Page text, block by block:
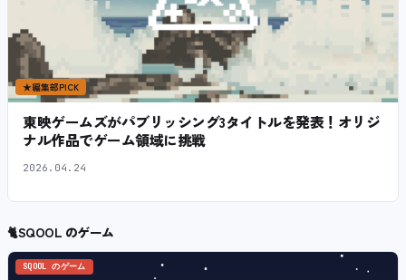
★編集部PICK
東映ゲームズがパブリッシング3タイトルを発表！オリジ
ナル作品でゲーム領域に挑戦
2026.04.24
🐈SQOOL のゲーム
SQOOL のゲーム